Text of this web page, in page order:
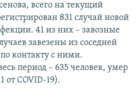
всего на текущий
831 случай новой
41 из них – завозные
завезены из соседней
контакту с ними.
период – 635 человек, умер
от COVID-19).